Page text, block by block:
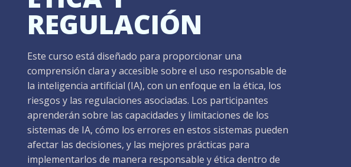
REGULACIÓN
Este curso está diseñado para proporcionar una
comprensión clara y accesible sobre el uso responsable de
la inteligencia artificial (IA), con un enfoque en la ética, los
riesgos y las regulaciones asociadas. Los participantes
aprenderán sobre las capacidades y limitaciones de los
sistemas de IA, cómo los errores en estos sistemas pueden
afectar las decisiones, y las mejores prácticas para
implementarlos de manera responsable y ética dentro de